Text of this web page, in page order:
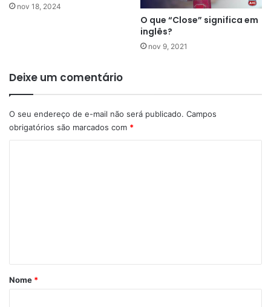
nov 18, 2024
O que “Close” significa em
inglês?
nov 9, 2021
Deixe um comentário
O seu endereço de e-mail não será publicado. Campos
obrigatórios são marcados com *
rNome *